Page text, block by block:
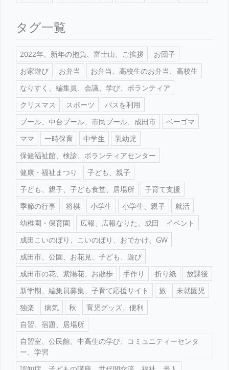
タグ一覧
2022年、新年の抱負、富士山、ご挨拶
お団子
お家遊び
お弁当
お弁当、高校生のお弁当、高校生
なりすく、編集員、会議、学び、ボランティア
クリスマス
スポーツ
バスを利用
プール、中台プール、市民プール、成田市
ベーゴマ
ママ
一時保育 中学生
乳幼児
保健福祉館、検診、ボランティアセンター
健康・福祉まつり
子ども、親子
子ども、親子、子ども食堂、居場所
子育て支援
季節の行事
将棋 小学生 小学生、親子
就活
幼稚園・保育園
広報、広報なりた、成田 イベント
成田こいのぼり、こいのぼり、おでかけ、GW
成田市、公園、お花見、子ども、遊び
成田市の花、紫陽花、お散歩
手作り 折り紙
放課後
新学期、編集員募集、子育て応援サイト
旅
未就園児
独楽
病気 秋
育児グッズ、便利
自習、宿題、居場所
自習室、公民館、中高生の学び、コミュニティーセンタ
ー、学習